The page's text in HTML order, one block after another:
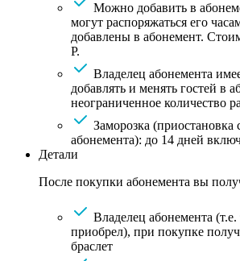
Можно добавить в
могут распоряжаться его
добавлены в абонемент.
Р.
Владелец абонемента
добавлять и менять гостей в
неограниченное количество
Заморозка (приостановка
абонемента): до 14 дней
Детали
После покупки абонемента вы
Владелец абонемента (т.е.
приобрел), при покупке
браслет